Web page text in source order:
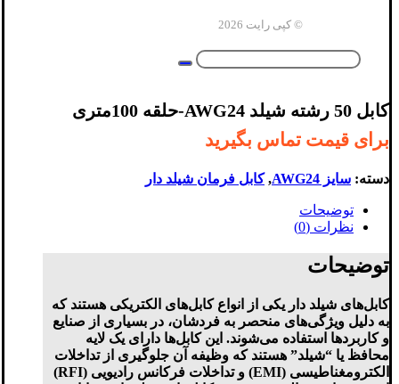
© کپی رایت 2026
کابل 50 رشته شیلد AWG24-حلقه 100متری
برای قیمت تماس بگیرید
دسته: سایز AWG24 ,کابل فرمان شیلد دار
توضیحات
نظرات (0)
توضیحات
کابل‌های شیلد دار یکی از انواع کابل‌های الکتریکی هستند که
به دلیل ویژگی‌های منحصر به فردشان، در بسیاری از صنایع
و کاربردها استفاده می‌شوند. این کابل‌ها دارای یک لایه
محافظ یا “شیلد” هستند که وظیفه آن جلوگیری از تداخلات
الکترومغناطیسی (EMI) و تداخلات فرکانس رادیویی (RFI)